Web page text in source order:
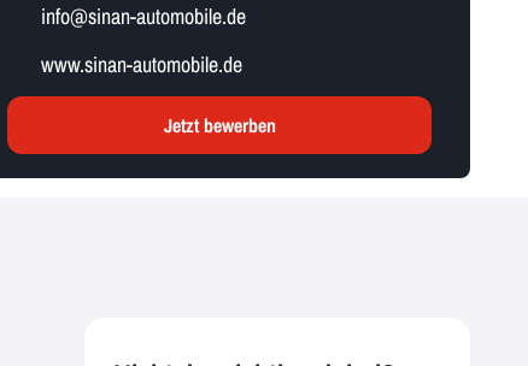
i​n​f​o​@sinan-automobile.de
www.sinan-automobile.de
Jetzt bewerben